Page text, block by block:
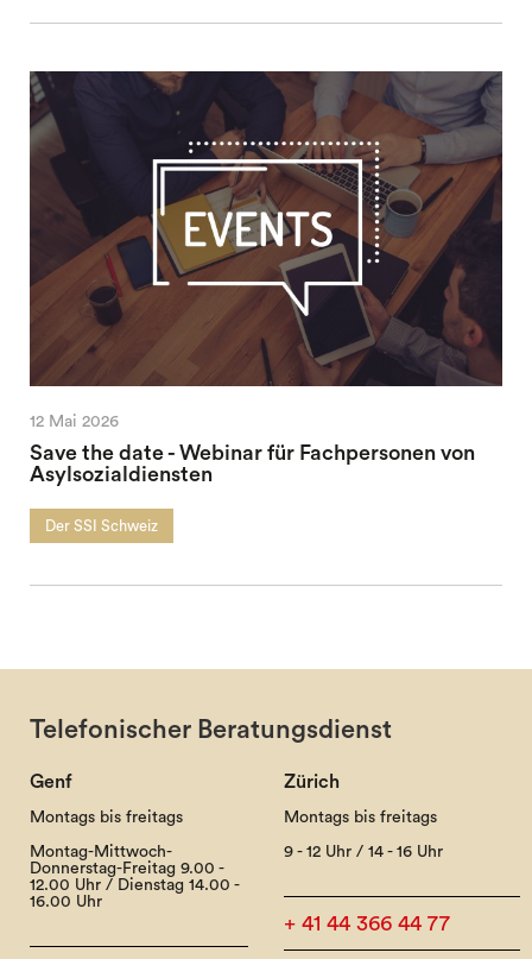
12 Mai 2026
Save the date - Webinar für Fachpersonen von
Asylsozialdiensten
Der SSI Schweiz
Telefonischer Beratungsdienst
Genf
Montags bis freitags
Montag-Mittwoch-
Donnerstag-Freitag 9.00 -
12.00 Uhr / Dienstag 14.00 -
16.00 Uhr
Zürich
Montags bis freitags
9 - 12 Uhr / 14 - 16 Uhr
+ 41 44 366 44 77